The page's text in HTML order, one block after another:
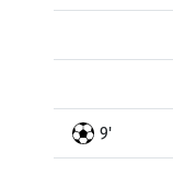
9'